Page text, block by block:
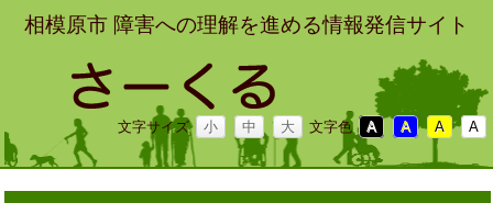
相模原市 障害への理解を進める情報発信サイト
文字サイズ 小 中 大 文字色 A A A A